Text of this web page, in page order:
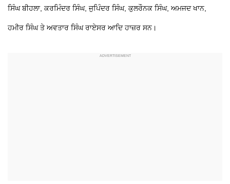
ਸਿੰਘ ਬੀਹਲਾ, ਕਰਮਿੰਦਰ ਸਿੰਘ, ਜੁਪਿੰਦਰ ਸਿੰਘ, ਕੁਲਰੌਨਕ ਸਿੰਘ, ਅਮਜਦ ਖਾਨ,
ਹਮੀਰ ਸਿੰਘ ਤੇ ਅਵਤਾਰ ਸਿੰਘ ਰਾਏਸਰ ਆਦਿ ਹਾਜ਼ਰ ਸਨ।